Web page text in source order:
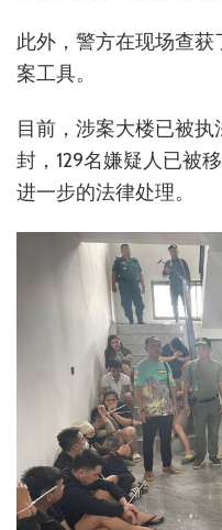
此外，警方在现场查
案工具。
目前，涉案大楼已被
封，129名嫌疑人已被
进一步的法律处理。